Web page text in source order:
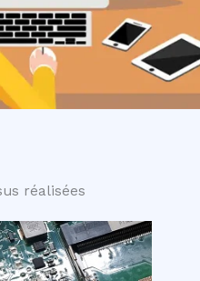
réalisées